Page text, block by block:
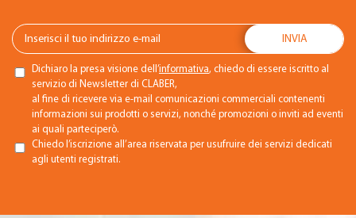
Dichiaro la presa visione dell’informativa, chiedo di essere iscritto al
servizio di Newsletter di CLABER,
al fine di ricevere via e-mail comunicazioni commerciali contenenti
informazioni sui prodotti o servizi, nonché promozioni o inviti ad eventi
ai quali parteciperò.
Chiedo l’iscrizione all’area riservata per usufruire dei servizi dedicati
agli utenti registrati.